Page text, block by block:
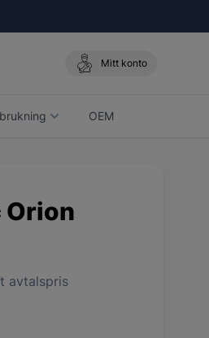
Mitt konto
OEM
avtalspris